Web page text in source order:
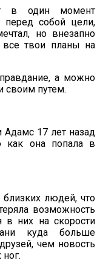
в один момент
перед собой цели,
но внезапно
все твои планы на
а можно
своим путем.
17 лет назад
как она попала в
близких людей, что
возможность
в них на скорости
куда больше
чем новость